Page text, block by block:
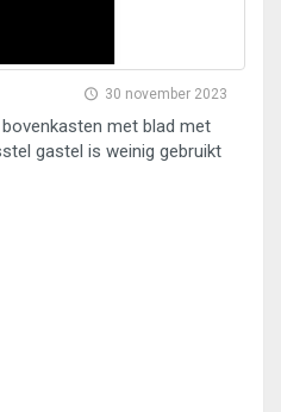
30 november 2023
met blad met
gastel is weinig gebruikt